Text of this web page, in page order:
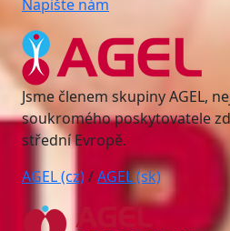
Napište nám
Jsme členem skupiny AGEL,
soukromého poskytovatele
střední Evropě.
AGEL (cz)/AGEL (sk)